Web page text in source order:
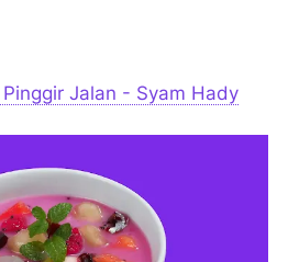
Jalan - Syam Hady